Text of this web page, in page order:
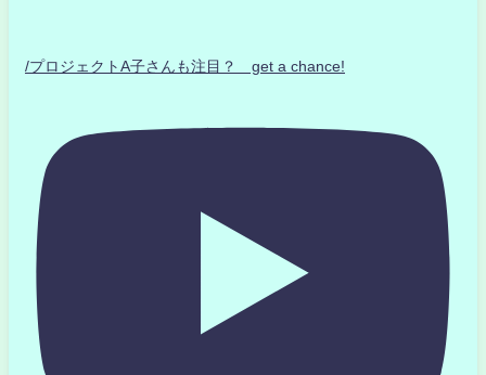
/プロジェクトA子さんも注目？ get a chance!